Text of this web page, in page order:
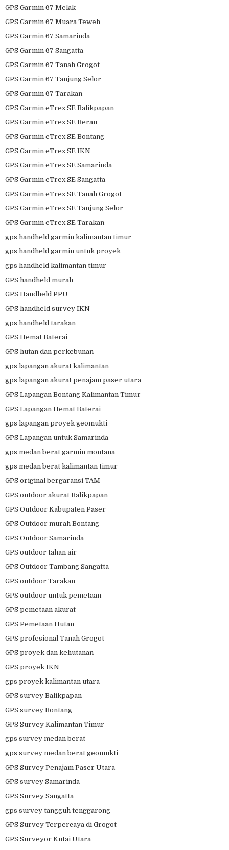
GPS Garmin 67 Melak
GPS Garmin 67 Muara Teweh
GPS Garmin 67 Samarinda
GPS Garmin 67 Sangatta
GPS Garmin 67 Tanah Grogot
GPS Garmin 67 Tanjung Selor
GPS Garmin 67 Tarakan
GPS Garmin eTrex SE Balikpapan
GPS Garmin eTrex SE Berau
GPS Garmin eTrex SE Bontang
GPS Garmin eTrex SE IKN
GPS Garmin eTrex SE Samarinda
GPS Garmin eTrex SE Sangatta
GPS Garmin eTrex SE Tanah Grogot
GPS Garmin eTrex SE Tanjung Selor
GPS Garmin eTrex SE Tarakan
gps handheld garmin kalimantan timur
gps handheld garmin untuk proyek
gps handheld kalimantan timur
GPS handheld murah
GPS Handheld PPU
GPS handheld survey IKN
gps handheld tarakan
GPS Hemat Baterai
GPS hutan dan perkebunan
gps lapangan akurat kalimantan
gps lapangan akurat penajam paser utara
GPS Lapangan Bontang Kalimantan Timur
GPS Lapangan Hemat Baterai
gps lapangan proyek geomukti
GPS Lapangan untuk Samarinda
gps medan berat garmin montana
gps medan berat kalimantan timur
GPS original bergaransi TAM
GPS outdoor akurat Balikpapan
GPS Outdoor Kabupaten Paser
GPS Outdoor murah Bontang
GPS Outdoor Samarinda
GPS outdoor tahan air
GPS Outdoor Tambang Sangatta
GPS outdoor Tarakan
GPS outdoor untuk pemetaan
GPS pemetaan akurat
GPS Pemetaan Hutan
GPS profesional Tanah Grogot
GPS proyek dan kehutanan
GPS proyek IKN
gps proyek kalimantan utara
GPS survey Balikpapan
GPS survey Bontang
GPS Survey Kalimantan Timur
gps survey medan berat
gps survey medan berat geomukti
GPS Survey Penajam Paser Utara
GPS survey Samarinda
GPS Survey Sangatta
gps survey tangguh tenggarong
GPS Survey Terpercaya di Grogot
GPS Surveyor Kutai Utara